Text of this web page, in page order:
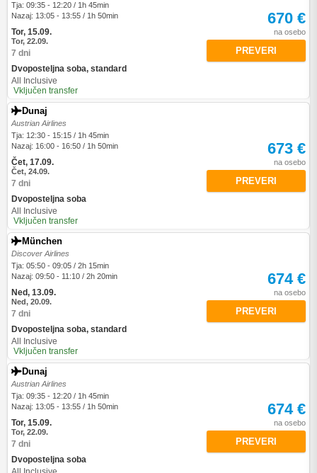
Tja: 09:35 - 12:20 / 1h 45min
Nazaj: 13:05 - 13:55 / 1h 50min
Tor, 15.09.
Tor, 22.09.
7 dni
Dvoposteljna soba, standard
All Inclusive
Vključen transfer
670 €
na osebo
PREVERI
Dunaj
Austrian Airlines
Tja: 12:30 - 15:15 / 1h 45min
Nazaj: 16:00 - 16:50 / 1h 50min
Čet, 17.09.
Čet, 24.09.
7 dni
Dvoposteljna soba
All Inclusive
Vključen transfer
673 €
na osebo
PREVERI
München
Discover Airlines
Tja: 05:50 - 09:05 / 2h 15min
Nazaj: 09:50 - 11:10 / 2h 20min
Ned, 13.09.
Ned, 20.09.
7 dni
Dvoposteljna soba, standard
All Inclusive
Vključen transfer
674 €
na osebo
PREVERI
Dunaj
Austrian Airlines
Tja: 09:35 - 12:20 / 1h 45min
Nazaj: 13:05 - 13:55 / 1h 50min
Tor, 15.09.
Tor, 22.09.
7 dni
Dvoposteljna soba
674 €
na osebo
PREVERI